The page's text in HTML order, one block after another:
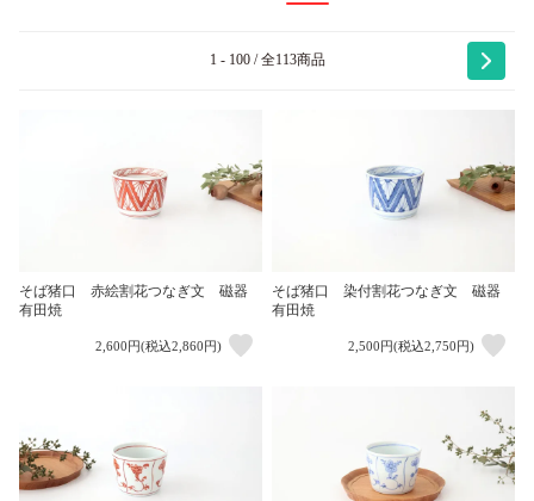
1 - 100 / 全113商品
そば猪口 赤絵割花つなぎ文 磁器
有田焼
2,600円(税込2,860円)
そば猪口 染付割花つなぎ文 磁器
有田焼
2,500円(税込2,750円)